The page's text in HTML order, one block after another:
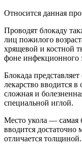
Относится данная
Проводят блокаду
лиц пожилого
хрящевой и костной
фоне инфекционного
Блокада
лекарство вводится в
сложная и
специальной иглой.
Место укола — самая
вводится достаточно
отличается